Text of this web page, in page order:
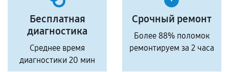
Бесплатная
диагностика
Среднее время
диагностики 20 мин
Срочный ремонт
Более 88% поломок
ремонтируем за 2 часа